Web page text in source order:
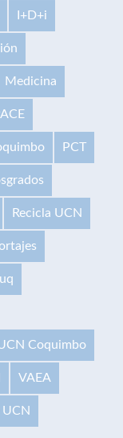
I+D+i
Medicina
PCT
Recicla UCN
Coquimbo
VAEA